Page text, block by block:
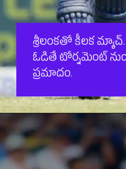
శ్రీలంకతో కీలక మ్యాచ్.
ఓడితే టోర్నమెంట్
ప్రమాదం.